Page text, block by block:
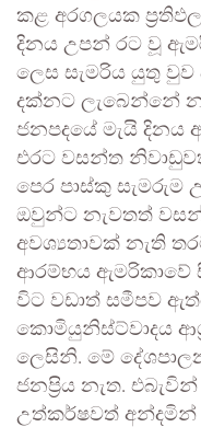
කළ අරගලයක
දිනය උපන් රට වූ
ලෙස සැමරිය යුතු
දක්නට ලැබෙන්නේ
ජනපදයේ මැයි
එරට වසන්ත
පෙර පාස්කු සැමරුම
ඔවුන්ට නැවතත්
අවශ්‍යතාවක් නැති
ආරම්භය ඇමරිකාවේ
විට වඩාත් සමීපව
කොමියුනිස්ට්වාදය
ලෙසිනි. මේ
ජනප්‍රිය නැත.
උත්කර්ෂවත් අන්දමින්